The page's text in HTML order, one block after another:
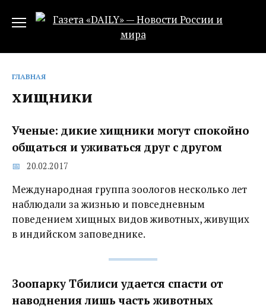
ГЛАВНАЯ
хищники
Ученые: дикие хищники могут спокойно
общаться и уживаться друг с другом
20.02.2017
Международная группа зоологов несколько лет
наблюдали за жизнью и повседневным
поведением хищных видов животных, живущих
в индийском заповеднике.
Зоопарку Тбилиси удается спасти от
наводнения лишь часть животных